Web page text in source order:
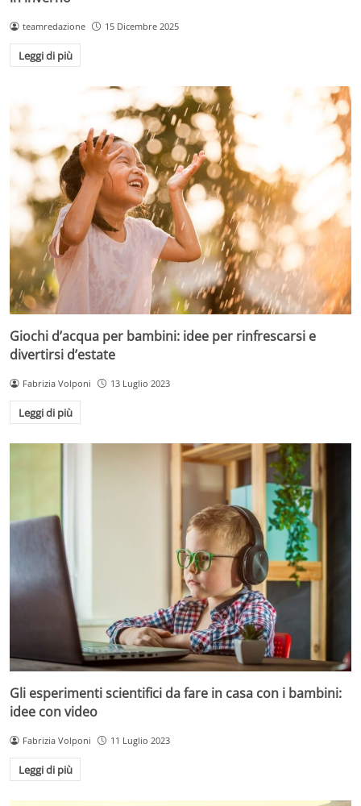
teamredazione 15 Dicembre 2025
Leggi di più
Giochi d’acqua per bambini: idee per rinfrescarsi e
divertirsi d’estate
Fabrizia Volponi 13 Luglio 2023
Leggi di più
Gli esperimenti scientifici da fare in casa con i bambini:
idee con video
Fabrizia Volponi 11 Luglio 2023
Leggi di più